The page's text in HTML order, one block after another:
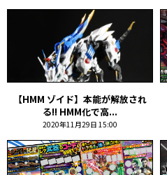
【HMM ゾイド】本能が解放され
る!! HMM化で高...
2020年11月29日 15:00